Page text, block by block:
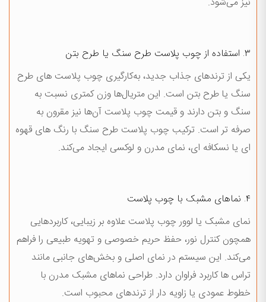
۳. استفاده از چوب پلاست طرح سنگ يا طرح بتن
یکی از ترندهای جذاب جدید، به‌کارگیری چوب پلاست های طرح
سنگ یا طرح بتن است. این متریال‌ها وزن کمتری نسبت به
سنگ و بتن دارند و قیمت چوب پلاست آن‌ها نیز مقرون به
صرفه تر است. ترکیب چوب پلاست طرح سنگ با رنگ های قهوه
ای یا نسکافه ای، نمای مدرن و لوکسی ایجاد می‌کند.
۴. نماهای مشبک با چوب پلاست
نمای مشبک یا لوور چوب پلاست علاوه بر زیبایی، کاربردهایی
همچون کنترل نور، حفظ حریم خصوصی و تهویه طبیعی را فراهم
می‌کند. این سیستم در نمای اصلی و بخش‌های جانبی مانند
تراس ها کاربرد فراوان دارد. طراحی نماهای مشبک مدرن با
خطوط عمودی یا زاویه دار از ترندهای محبوب است.